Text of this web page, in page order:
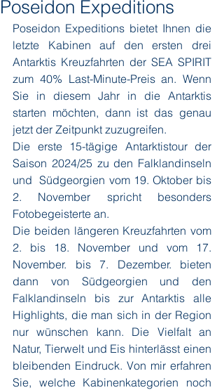
Poseidon Expeditions
Poseidon Expeditions bietet Ihnen die
letzte Kabinen auf den ersten drei
Antarktis Kreuzfahrten der SEA SPIRIT
zum 40% Last-Minute-Preis an. Wenn
Sie in diesem Jahr in die Antarktis
starten möchten, dann ist das genau
jetzt der Zeitpunkt zuzugreifen.
Die erste 15-tägige Antarktistour der
Saison 2024/25 zu den Falklandinseln
und  Südgeorgien vom 19. Oktober bis
2. November spricht besonders
Fotobegeisterte an.
Die beiden längeren Kreuzfahrten vom
2. bis 18. November und vom 17.
November. bis 7. Dezember. bieten
dann von Südgeorgien und den
Falklandinseln bis zur Antarktis alle
Highlights, die man sich in der Region
nur wünschen kann. Die Vielfalt an
Natur, Tierwelt und Eis hinterlässt einen
bleibenden Eindruck. Von mir erfahren
Sie, welche Kabinenkategorien noch